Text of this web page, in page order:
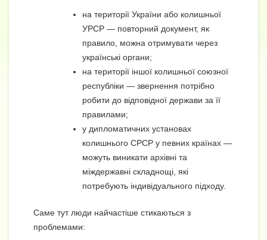
на території України або колишньої
УРСР — повторний документ, як
правило, можна отримувати через
українські органи;
на території іншої колишньої союзної
республіки — звернення потрібно
робити до відповідної держави за її
правилами;
у дипломатичних установах
колишнього СРСР у певних країнах —
можуть виникати архівні та
міждержавні складнощі, які
потребують індивідуального підходу.
Саме тут люди найчастіше стикаються з
проблемами: